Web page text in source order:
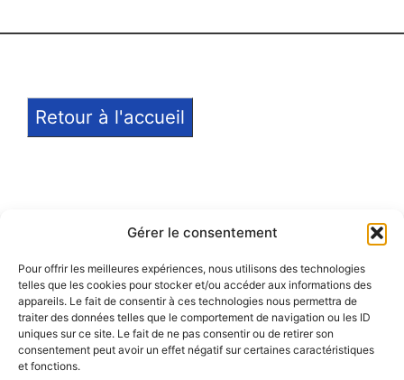
Gérer le consentement
Pour offrir les meilleures expériences, nous utilisons des technologies
telles que les cookies pour stocker et/ou accéder aux informations des
appareils. Le fait de consentir à ces technologies nous permettra de
traiter des données telles que le comportement de navigation ou les ID
uniques sur ce site. Le fait de ne pas consentir ou de retirer son
consentement peut avoir un effet négatif sur certaines caractéristiques
et fonctions.
Retour à l'accueil
Notice légale
Politique de confidentialité
Politique de remboursement